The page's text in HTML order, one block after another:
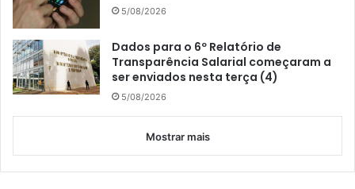
5/08/2026
Dados para o 6º Relatório de
Transparência Salarial começaram a
ser enviados nesta terça (4)
5/08/2026
Mostrar mais